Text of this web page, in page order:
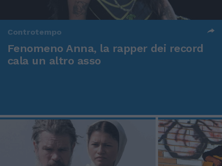
Controtempo
Fenomeno Anna, la rapper dei record
cala un altro asso